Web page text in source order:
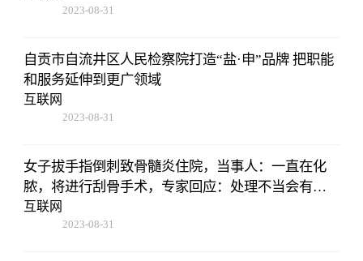
2023-08-31
自贡市自流井区人民检察院打造“盐·申”品牌 把职能
和服务延伸到更广领域
互联网
2023-08-31
女子拔手指倒刺致骨髓炎住院，当事人：一直在化
脓，将进行刮骨手术，专家回应：处理不当会有截
肢风险
互联网
2023-08-31